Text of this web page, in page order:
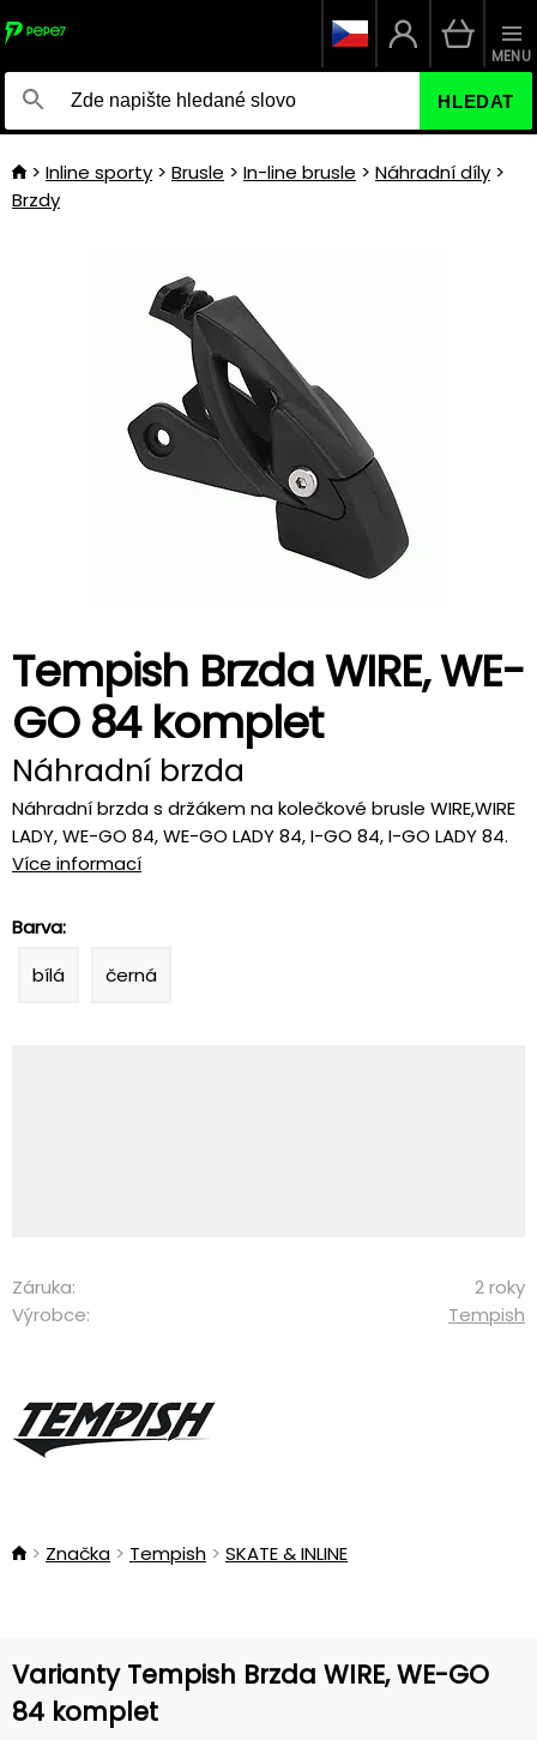
HLEDAT
MENU
Inline sporty Brusle In-line brusle
Náhradní díly
Brzdy
Tempish Brzda WIRE, WE-
GO 84 komplet
Náhradní brzda
Náhradní brzda s držákem na kolečkové brusle WIRE,WIRE
LADY, WE-GO 84, WE-GO LADY 84, I-GO 84, I-GO LADY 84.
Více informací
Barva:
bílá
černá
Záruka:
2 roky
Výrobce:
Tempish
Značka Tempish SKATE & INLINE
Varianty Tempish Brzda WIRE, WE-GO
84 komplet